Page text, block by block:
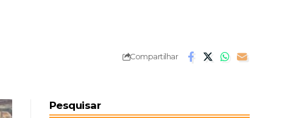
Compartilhar
Pesquisar